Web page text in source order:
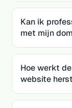
Kan ik
met mijn
Hoe werkt
website